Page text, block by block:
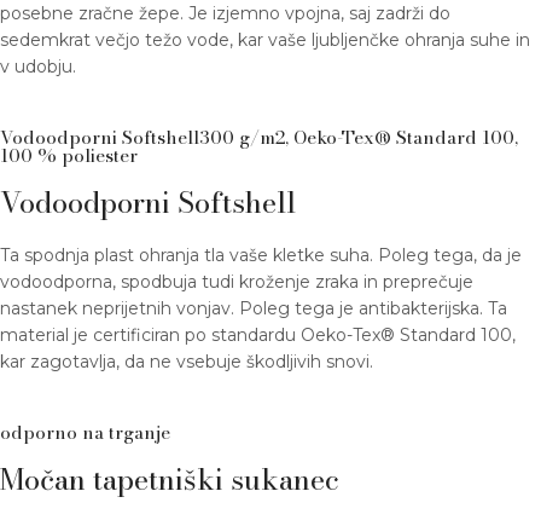
posebne zračne žepe. Je izjemno vpojna, saj zadrži do
sedemkrat večjo težo vode, kar vaše ljubljenčke ohranja suhe in
v udobju.
Vodoodporni Softshell300 g/m2, Oeko-Tex® Standard 100,
100 % poliester
Vodoodporni Softshell
Ta spodnja plast ohranja tla vaše kletke suha. Poleg tega, da je
vodoodporna, spodbuja tudi kroženje zraka in preprečuje
nastanek neprijetnih vonjav. Poleg tega je antibakterijska. Ta
material je certificiran po standardu Oeko-Tex® Standard 100,
kar zagotavlja, da ne vsebuje škodljivih snovi.
odporno na trganje
Močan tapetniški sukanec